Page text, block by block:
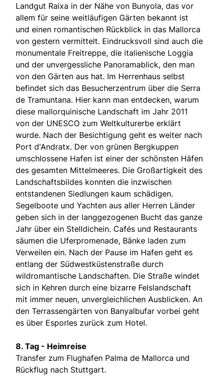
Landgut Raixa in der Nähe von Bunyola, das vor
allem für seine weitläufigen Gärten bekannt ist
und einen romantischen Rückblick in das Mallorca
von gestern vermittelt. Eindrucksvoll sind auch die
monumentale Freitreppe, die italienische Loggia
und der unvergessliche Panoramablick, den man
von den Gärten aus hat. Im Herrenhaus selbst
befindet sich das Besucherzentrum über die Serra
de Tramuntana. Hier kann man entdecken, warum
diese mallorquinische Landschaft im Jahr 2011
von der UNESCO zum Weltkulturerbe erklärt
wurde. Nach der Besichtigung geht es weiter nach
Port d'Andratx. Der von grünen Bergkuppen
umschlossene Hafen ist einer der schönsten Häfen
des gesamten Mittelmeeres. Die Großartigkeit des
Landschaftsbildes konnten die inzwischen
entstandenen Siedlungen kaum schädigen.
Segelboote und Yachten aus aller Herren Länder
geben sich in der langgezogenen Bucht das ganze
Jahr über ein Stelldichein. Cafés und Restaurants
säumen die Uferpromenade, Bänke laden zum
Verweilen ein. Nach der Pause im Hafen geht es
entlang der Südwestküstenstraße durch
wildromantische Landschaften. Die Straße windet
sich in Kehren durch eine bizarre Felslandschaft
mit immer neuen, unvergleichlichen Ausblicken. An
den Terrassengärten von Banyalbufar vorbei geht
es über Esporles zurück zum Hotel.
8. Tag - Heimreise
Transfer zum Flughafen Palma de Mallorca und
Rückflug nach Stuttgart.